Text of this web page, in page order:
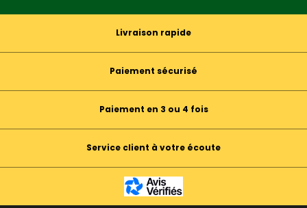
Livraison rapide
Paiement sécurisé
Paiement en 3 ou 4 fois
Service client à votre écoute